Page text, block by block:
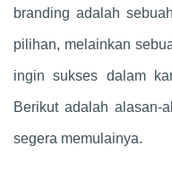
branding adalah
pilihan, melainkan
ingin sukses dalam
Berikut adalah alasan-
segera memulainya.